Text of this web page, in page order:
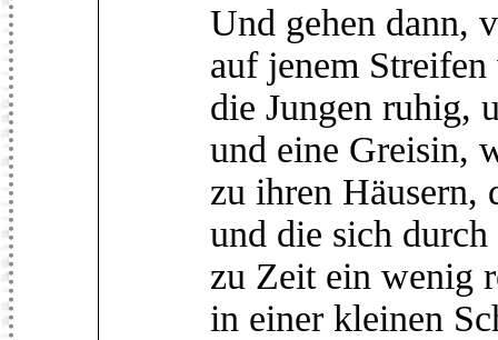
Und gehen dann,
auf jenem
die Jungen ruhig,
und eine Greisin,
zu ihren Häusern,
und die sich
zu Zeit ein wenig
in einer kleinen